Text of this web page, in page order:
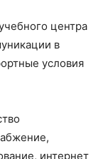
центра
в
условия
интернет